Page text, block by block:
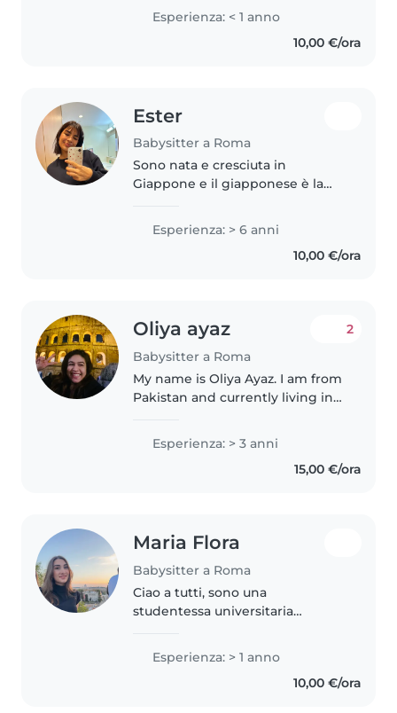
assist with homework. I love
drawing and enjoy engaging
Esperienza: < 1 anno
10,00 €/ora
Ester
Babysitter a Roma
Sono nata e cresciuta in
Giappone e il giapponese è la
fluentemente e mi sento
particolarmente sicura nella
lettura e comprensione scritta.
Esperienza: > 6 anni
10,00 €/ora
Oliya ayaz
Babysitter a Roma
2
My name is Oliya Ayaz. I am from
Pakistan and currently living in
BS in Human Nutrition and
Dietetics. I can speak English
Esperienza: > 3 anni
15,00 €/ora
Maria Flora
Babysitter a Roma
Ciao a tutti, sono una
studentessa universitaria
zona Piramide e cerco lavoro
come babysitter o aiuto compiti.
Disponibilità completa durante il
Esperienza: > 1 anno
10,00 €/ora